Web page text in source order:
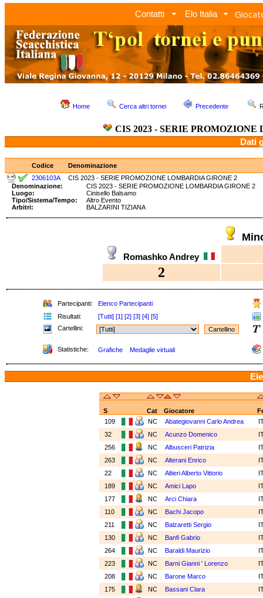
Contatti Elo Italia
Home Cerca altri tornei Precedente
CIS 2023 - SERIE
Dati
Codice
Denominazione
2306103A
CIS 2023 - SERIE PROMOZIONE LOMBARDIA GIRONE 2
Denominazione:
CIS 2023 - SERIE PROMOZIONE LOMBARDIA
Luogo:
Cinisello Balsamo
Tipo/Sistema/Tempo:
Altro Evento
Arbitri:
BALZARINI TIZIANA
Romashko Andrey
2
Partecipanti:
Elenco Partecipanti
Risultati:
[Tutti] [1] [2] [3] [4] [5]
Cartellini:
Statistiche: Grafiche Medaglie virtuali
S Cat Giocatore
109
NC Abategiovanni Carlo Andrea
32
NC Acunzo Domenico
256
NC Albusceri Patrizia
263
NC Alterani Enrico
22
NC Altieri Alberto Vittorio
189
NC Amici Lapo
177
NC Arci Chiara
110
NC Bachi Jacopo
211
NC Balzaretti Sergio
130
NC Banfi Gabrio
264
NC Baraldi Maurizio
223
NC Barni Gianni ' Lorenzo
208
NC Barone Marco
175
NC Bassani Clara